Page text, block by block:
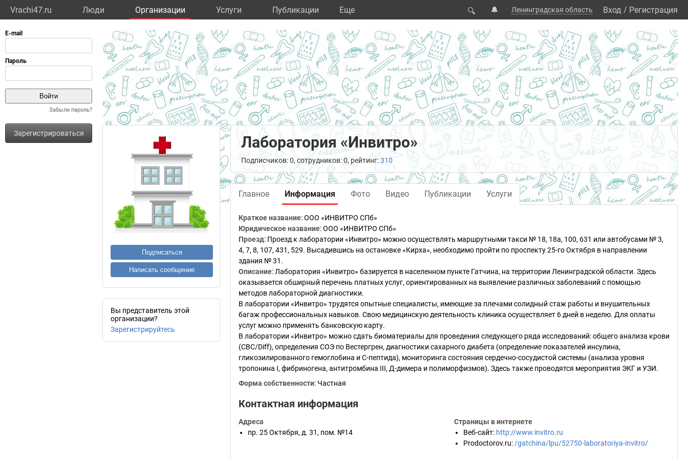
Vrachi47.ru Люди Организации Услуги Публикации Eще 🔍 🔔 Ленинградская область Вход / Регистрация
Забыли пароль?
Зарегистрироваться
Подписаться
Написать сообщение
Вы представитель этой
организации?
Зарегистрируйтесь
Лаборатория «Инвитро»
Подписчиков: 0, сотрудников: 0, рейтинг:310
Главное Информация Фото Видео Публикации Услуги
Краткое название:ООО «ИНВИТРО СПб»
Юридическое название:ООО «ИНВИТРО СПб»
Проезд: Проезд к лаборатории «Инвитро» можно осуществлять маршрутными такси № 18, 18а, 100, 631 или автобусами № 3,
4, 7, 8, 107, 431, 529. Высадившись на остановке «Кирха», необходимо пройти по проспекту 25-го Октября в направлении
здания № 31.
Описание: Лаборатория «Инвитро» базируется в населенном пункте Гатчина, на территории Ленинградской области. Здесь
оказывается обширный перечень платных услуг, ориентированных на выявление различных заболеваний с помощью
методов лабораторной диагностики.
В лаборатории «Инвитро» трудятся опытные специалисты, имеющие за плечами солидный стаж работы и внушительных
багаж профессиональных навыков. Свою медицинскую деятельность клиника осуществляет 6 дней в неделю. Для оплаты
услуг можно применять банковскую карту.
В лаборатории «Инвитро» можно сдать биоматериалы для проведения следующего ряда исследований: общего анализа крови
(CBC/Diff), определения СОЭ по Вестергрен, диагностики сахарного диабета (определение показателей инсулина,
гликозилированного гемоглобина и С-пептида), мониторинга состояния сердечно-сосудистой системы (анализа уровня
тропонина I, фибриногена, антитромбина III, Д-димера и полиморфизмов). Здесь также проводятся мероприятия ЭКГ и УЗИ.
Форма собственности: Частная
Контактная информация
Адреса
пр. 25 Октября, д. 31, пом. №14
Страницы в интернете
Веб-сайт: http://www.invitro.ru
Prodoctorov.ru: /gatchina/lpu/52750-laboratoriya-invitro/